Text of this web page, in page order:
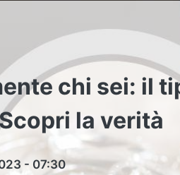
chi sei: il
la verità
- 07:30